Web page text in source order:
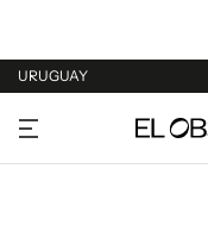
URUGUAY
URUGUAY
ARGENTINA